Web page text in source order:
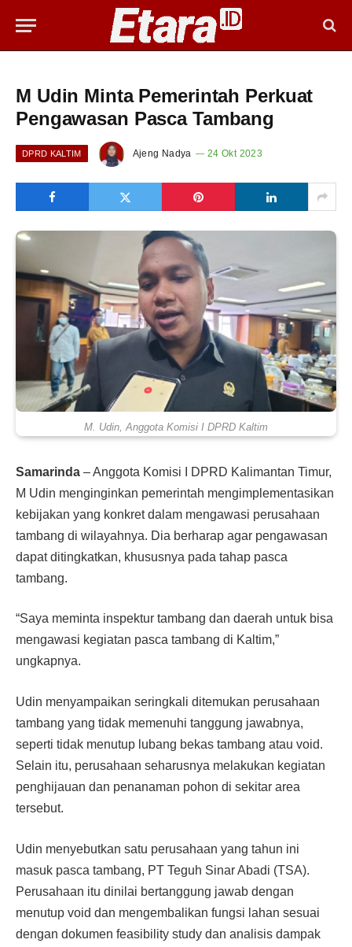
M Udin Minta Pemerintah Perkuat
Pengawasan Pasca Tambang
DPRD KALTIM Ajeng Nadya 24 Okt 2023
M. Udin, Anggota Komisi I DPRD Kaltim
Samarinda – Anggota Komisi I DPRD Kalimantan Timur,
M Udin menginginkan pemerintah mengimplementasikan
kebijakan yang konkret dalam mengawasi perusahaan
tambang di wilayahnya. Dia berharap agar pengawasan
dapat ditingkatkan, khususnya pada tahap pasca
tambang.
“Saya meminta inspektur tambang dan daerah untuk bisa
mengawasi kegiatan pasca tambang di Kaltim,”
ungkapnya.
Udin menyampaikan seringkali ditemukan perusahaan
tambang yang tidak memenuhi tanggung jawabnya,
seperti tidak menutup lubang bekas tambang atau void.
Selain itu, perusahaan seharusnya melakukan kegiatan
penghijauan dan penanaman pohon di sekitar area
tersebut.
Udin menyebutkan satu perusahaan yang tahun ini
masuk pasca tambang, PT Teguh Sinar Abadi (TSA).
Perusahaan itu dinilai bertanggung jawab dengan
menutup void dan mengembalikan fungsi lahan sesuai
dengan dokumen feasibility study dan analisis dampak